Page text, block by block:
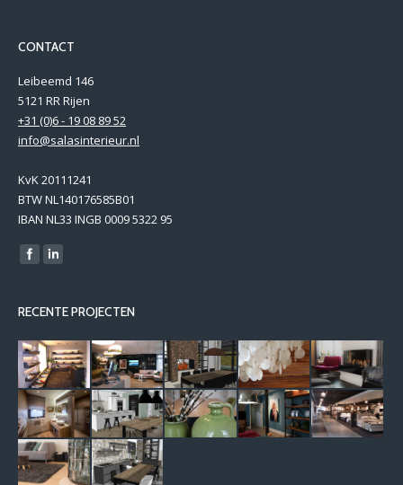
CONTACT
Leibeemd 146
5121 RR Rijen
+31 (0)6 - 19 08 89 52
info@salasinterieur.nl
KvK 20111241
BTW NL140176585B01
IBAN NL33 INGB 0009 5322 95
Find us on:
RECENTE PROJECTEN